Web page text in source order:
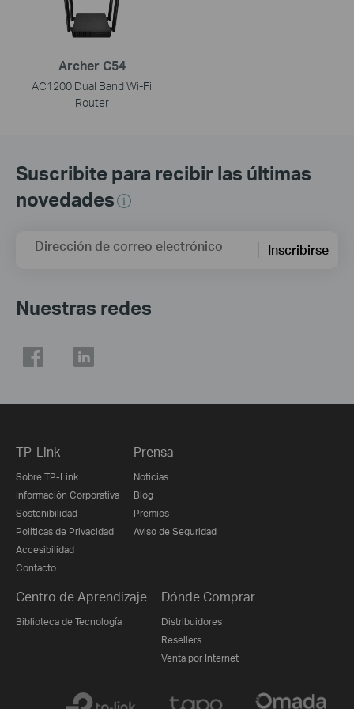
Archer C54
AC1200 Dual Band Wi-Fi
Router
Suscribite para recibir las últimas
novedades
Dirección de correo electrónico Inscribirse
Nuestras redes
TP-Link
Sobre TP-Link
Información Corporativa
Sostenibilidad
Políticas de Privacidad
Accesibilidad
Contacto
Prensa
Noticias
Blog
Premios
Aviso de Seguridad
Centro de Aprendizaje
Biblioteca de Tecnología
Dónde Comprar
Distribuidores
Resellers
Venta por Internet